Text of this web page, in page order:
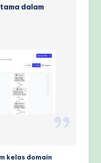
dalam
kelas domain